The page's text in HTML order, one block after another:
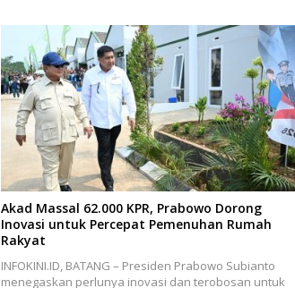
Akad Massal 62.000 KPR, Prabowo Dorong
Inovasi untuk Percepat Pemenuhan Rumah
Rakyat
INFOKINI.ID, BATANG – Presiden Prabowo Subianto
menegaskan perlunya inovasi dan terobosan untuk